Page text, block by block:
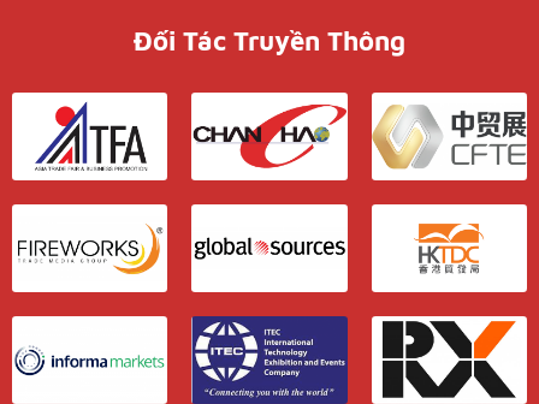
Đối Tác Truyền Thông